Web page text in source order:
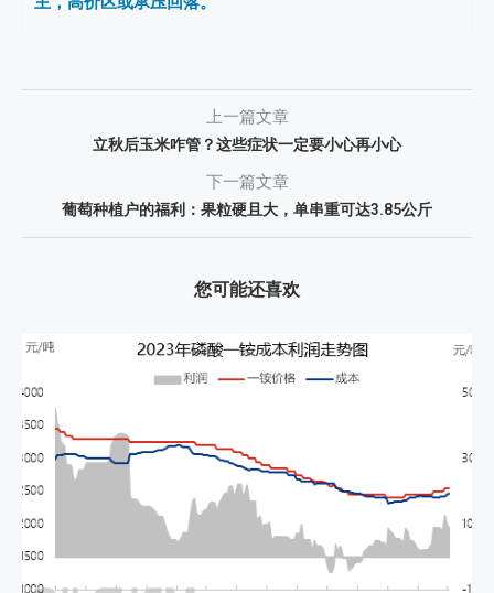
上一篇文章
立秋后玉米咋管？这些症状一定要小心再小心
下一篇文章
葡萄种植户的福利：果粒硬且大，单串重可达3.85公斤
您可能还喜欢